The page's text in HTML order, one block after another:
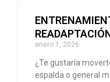
enero 1, 2026
¿Te gustaría
espalda o general